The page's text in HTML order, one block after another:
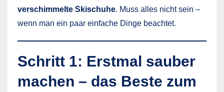
verschimmelte Skischuhe. Muss alles nicht sein –
wenn man ein paar einfache Dinge beachtet.
Schritt 1: Erstmal sauber
machen – das Beste zum